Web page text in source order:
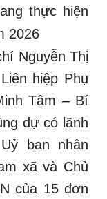
thực hiện
2026
Nguyễn Thị
hiệp Phụ
Tâm – Bí
dự có lãnh
ban nhân
xã và Chủ
của 15 đơn